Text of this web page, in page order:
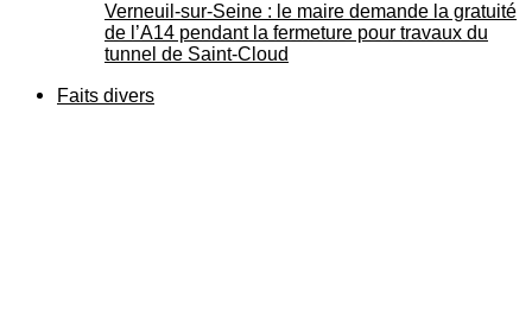
Verneuil-sur-Seine : le maire demande la gratuité
de l’A14 pendant la fermeture pour travaux du
tunnel de Saint-Cloud
Faits divers